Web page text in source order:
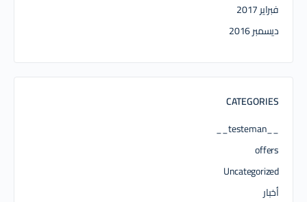
فبراير 2017
ديسمبر 2016
CATEGORIES
__testeman__
offers
Uncategorized
أخبار